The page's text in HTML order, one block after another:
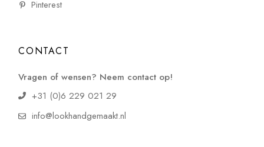
Pinterest
CONTACT
Vragen of wensen? Neem contact op!
+31 (0)6 229 021 29
info@lookhandgemaakt.nl